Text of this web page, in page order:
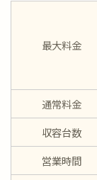
最大料金
通常料金
収容台数
営業時間